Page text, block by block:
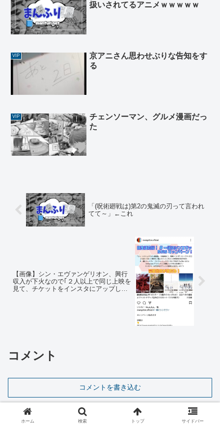
扱いされてるアニメｗｗｗｗｗ
VIP
京アニさん思わせぶりな告知をす
る
VIP
チェンソーマン、グルメ漫画だっ
た
「(呪術廻戦は)第2の鬼滅の刃って言われ
てて～」←これ
【画像】シン・エヴァンゲリオン、興行
収入が下火なので｢２人以上で同じ上映を
見て、チケットをインスタにアップしよ
コメント
コメントを書き込む
ホーム 検索 トップ サイドバー